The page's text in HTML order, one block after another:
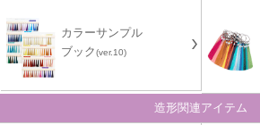
カラーサンプル
ブック(ver.10)
造形関連アイテム